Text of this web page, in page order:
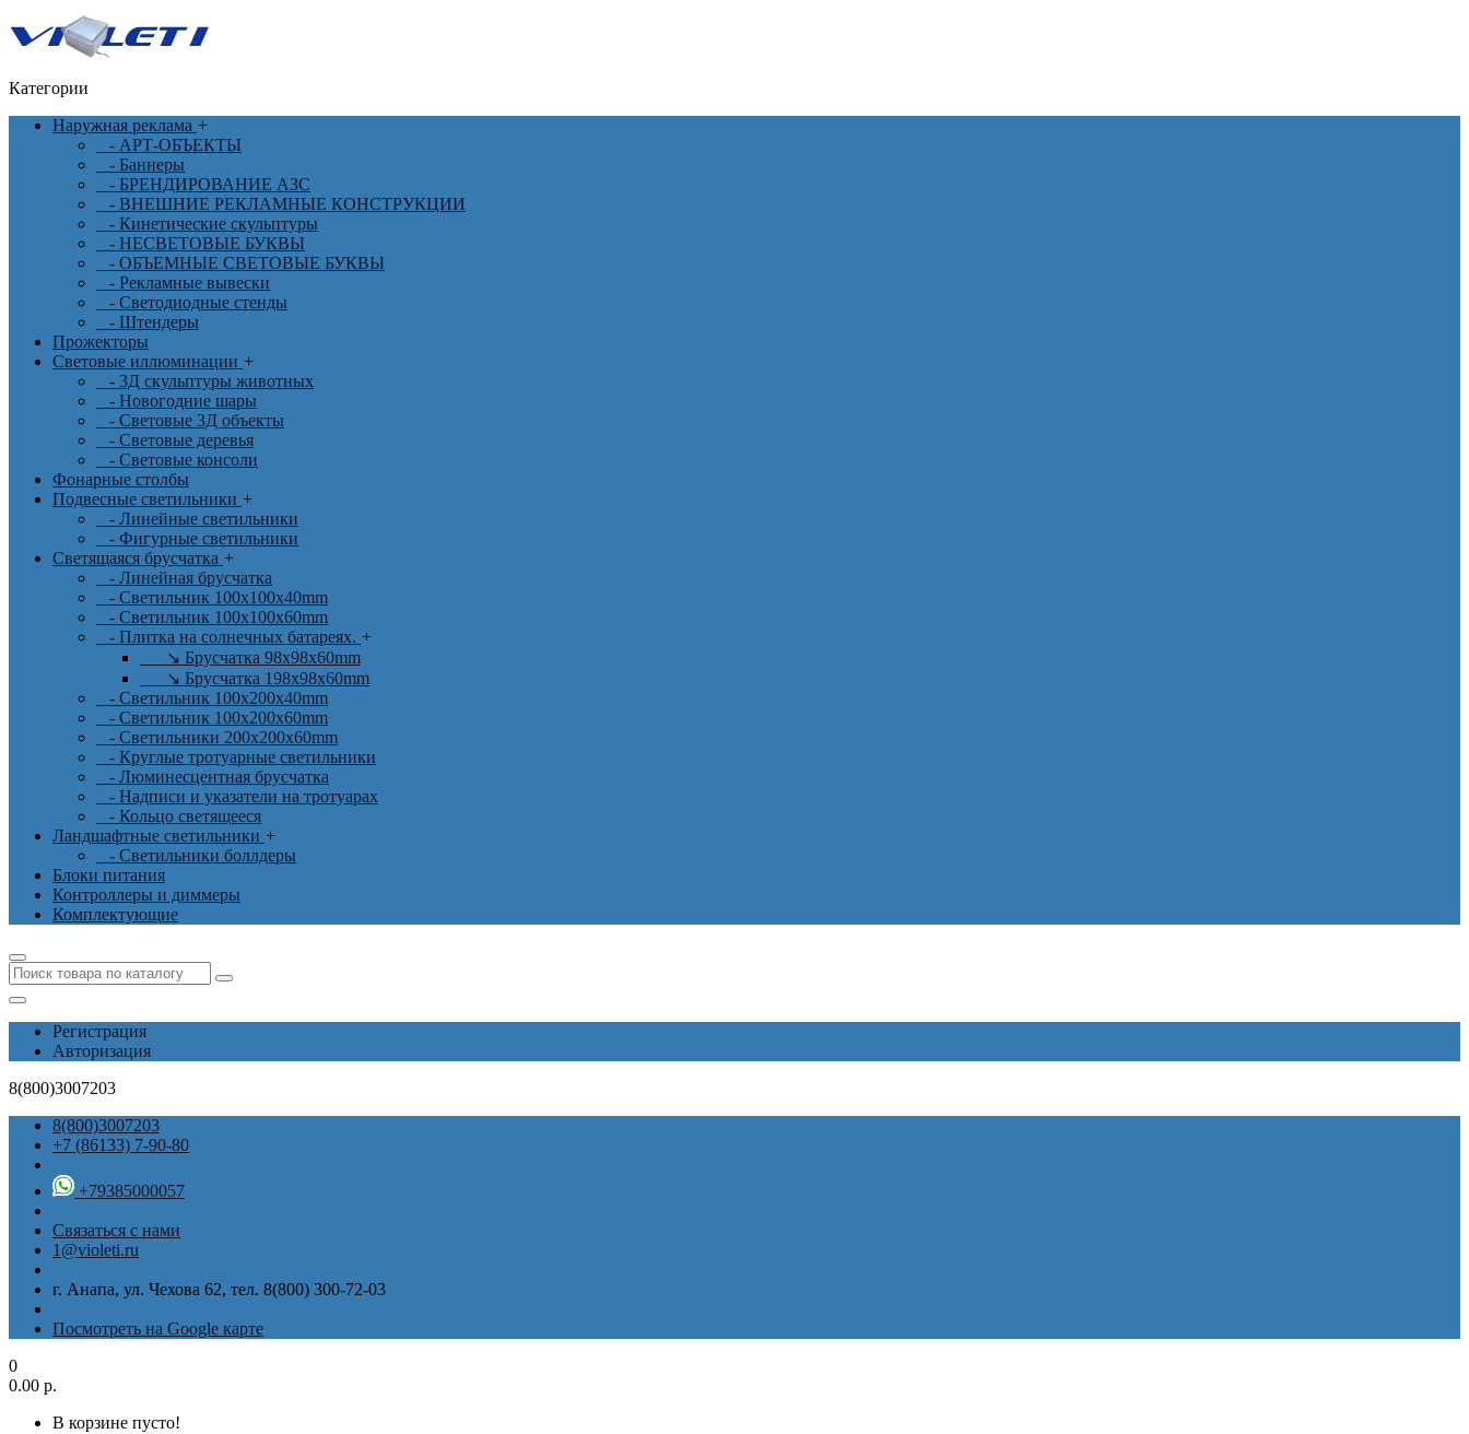
Категории
Наружная реклама +
- АРТ-ОБЪЕКТЫ
- Баннеры
- БРЕНДИРОВАНИЕ АЗС
- ВНЕШНИЕ РЕКЛАМНЫЕ КОНСТРУКЦИИ
- Кинетические скульптуры
- НЕСВЕТОВЫЕ БУКВЫ
- ОБЪЕМНЫЕ СВЕТОВЫЕ БУКВЫ
- Рекламные вывески
- Светодиодные стенды
- Штендеры
Прожекторы
Световые иллюминации +
- 3Д скульптуры животных
- Новогодние шары
- Световые 3Д объекты
- Световые деревья
- Световые консоли
Фонарные столбы
Подвесные светильники +
- Линейные светильники
- Фигурные светильники
Светящаяся брусчатка +
- Линейная брусчатка
- Светильник 100x100x40mm
- Светильник 100x100x60mm
- Плитка на солнечных батареях. +
↘ Брусчатка 98x98x60mm
↘ Брусчатка 198x98x60mm
- Светильник 100x200x40mm
- Светильник 100x200x60mm
- Светильники 200x200x60mm
- Круглые тротуарные светильники
- Люминесцентная брусчатка
- Надписи и указатели на тротуарах
- Кольцо светящееся
Ландшафтные светильники +
- Светильники боллдеры
Блоки питания
Контроллеры и диммеры
Комплектующие
Регистрация
Авторизация
8(800)3007203
8(800)3007203
+7 (86133) 7-90-80
+79385000057
Связаться с нами
1@violeti.ru
г. Анапа, ул. Чехова 62, тел. 8(800) 300-72-03
Посмотреть на Google карте
0
0.00 р.
В корзине пусто!